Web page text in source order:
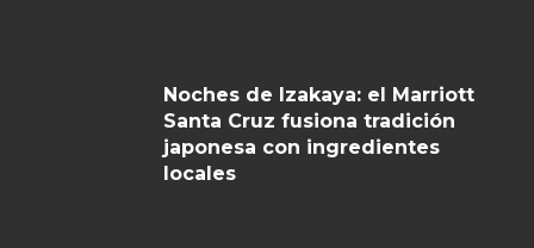
Noches de Izakaya: el Marriott
Santa Cruz fusiona tradición
japonesa con ingredientes
locales